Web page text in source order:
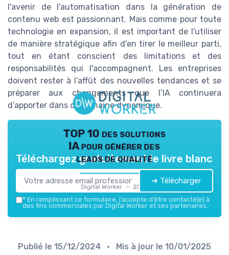
l'avenir de l'automatisation dans la génération de
contenu web est passionnant. Mais comme pour toute
technologie en expansion, il est important de l'utiliser
de manière stratégique afin d'en tirer le meilleur parti,
tout en étant conscient des limitations et des
responsabilités qui l'accompagnent. Les entreprises
doivent rester à l’affût des nouvelles tendances et se
préparer aux changements que l’IA continuera
d’apporter dans ce domaine dynamique.
TOP 10 des solutions
IA pour générer des
leads de qualité
Digital Worker — 2026
Téléchargez gratuitement le livre blanc
➔ Télécharger
* En remplissant ce formulaire, j’accepte d’être contacté(e) à
des fins commerciales par Digital Worker et ses partenaires.
Publié le 15/12/2024 • Mis à jour le 10/01/2025